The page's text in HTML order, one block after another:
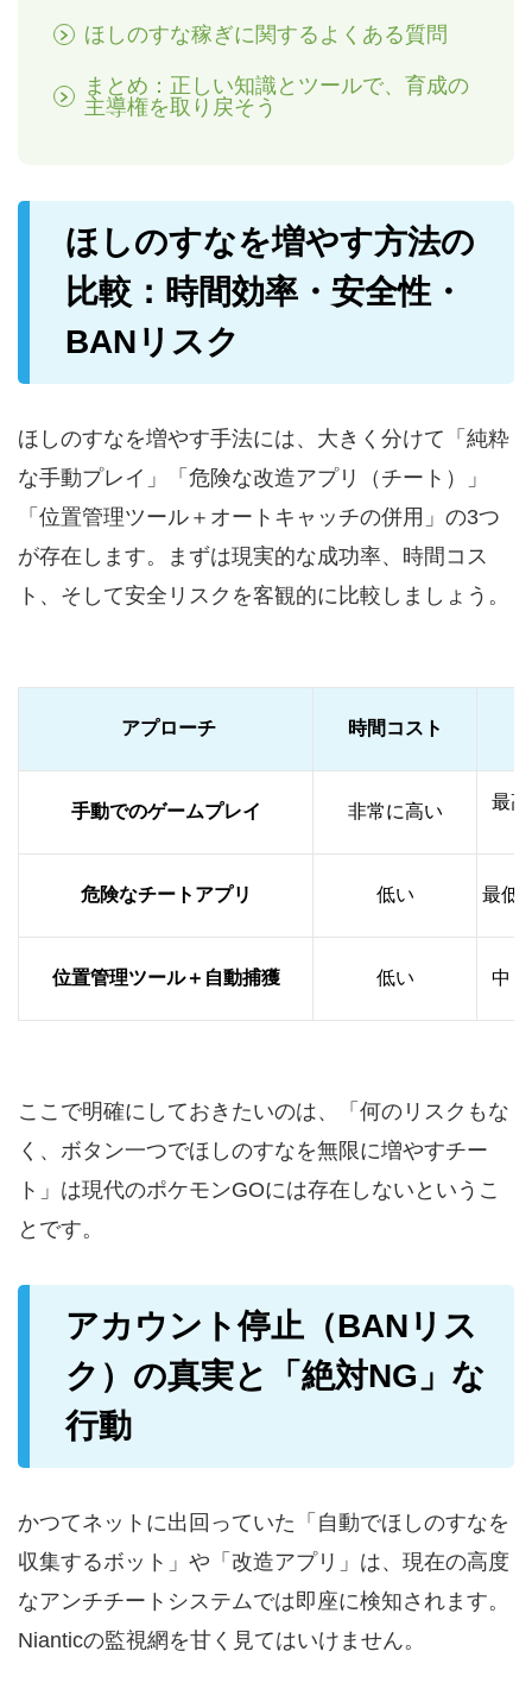
ほしのすな稼ぎに関するよくある質問
まとめ：正しい知識とツールで、育成の
主導権を取り戻そう
ほしのすなを増やす方法の
比較：時間効率・安全性・
BANリスク
ほしのすなを増やす手法には、大きく分けて「純粋
な手動プレイ」「危険な改造アプリ（チート）」
「位置管理ツール＋オートキャッチの併用」の3つ
が存在します。まずは現実的な成功率、時間コス
ト、そして安全リスクを客観的に比較しましょう。
アプローチ 時間コスト
手動でのゲームプレイ 非常に高い 最
危険なチートアプリ 低い 最低
位置管理ツール＋自動捕獲 低い 中
ここで明確にしておきたいのは、「何のリスクもな
く、ボタン一つでほしのすなを無限に増やすチー
ト」は現代のポケモンGOには存在しないというこ
とです。
アカウント停止（BANリス
ク）の真実と「絶対NG」な
行動
かつてネットに出回っていた「自動でほしのすなを
収集するボット」や「改造アプリ」は、現在の高度
なアンチチートシステムでは即座に検知されます。
Nianticの監視網を甘く見てはいけません。